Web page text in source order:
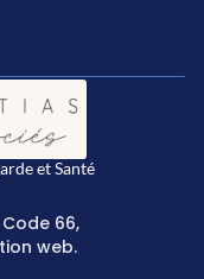
et Santé
66,
web.